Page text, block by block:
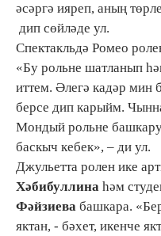
әсәргә ияреп, аның
дип сөйләде ул.
Спектакльдә Ромео
«Бу рольне шатланып
иттем. Әлегә кадәр мин
берсе дип карыйм.
Мондый рольне
баскыч кебек», – ди ул.
Джульетта ролен ике
Хәбибуллина һәм
Фәйзиева башкара.
яктан, - бәхет, икенче